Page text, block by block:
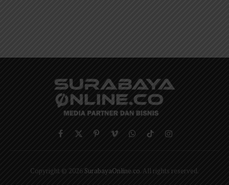
Facebook
X
PinterestVimeoWhatsApp
TikTokInstagram
Copyright © 2026 SurabayaOnline.co. All rights reserved.